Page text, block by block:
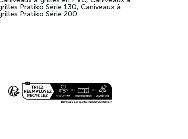
Pratiko Série 130, Caniveaux à
Pratiko Série 200